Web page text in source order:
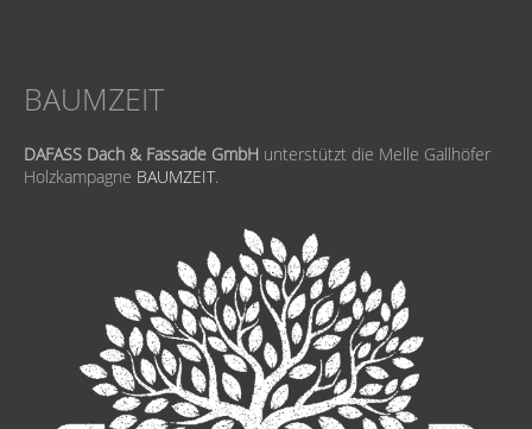
BAUMZEIT
DAFASS Dach & Fassade GmbH unterstützt die Melle Gallhöfer
Holzkampagne BAUMZEIT.